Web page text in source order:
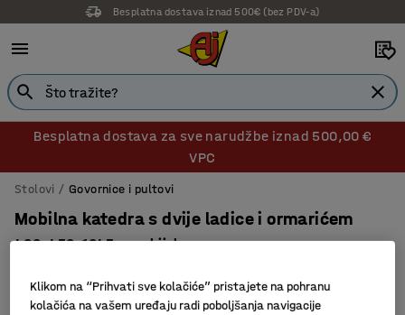
Besplatna dostava iznad 500€ (bez PDV-a)
Besplatna dostava za sve narudžbe iznad 500,00 €
VPC
Stolovi Govornice i pultovi
Mobilna katedra s dvije ladice i ormarićem
460x450x1045 mm, bijela
Klikom na “Prihvati sve kolačiće” pristajete na pohranu
kolačića na vašem uređaju radi poboljšanja navigacije